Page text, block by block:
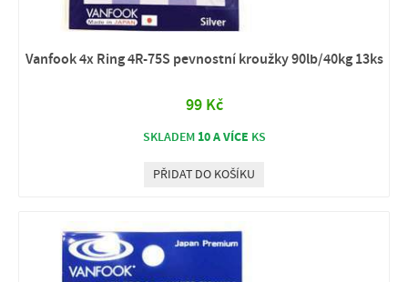
Vanfook 4x Ring 4R-75S pevnostní kroužky 90lb/40kg 13ks
99 Kč
SKLADEM 10 A VÍCE KS
PŘIDAT DO KOŠÍKU